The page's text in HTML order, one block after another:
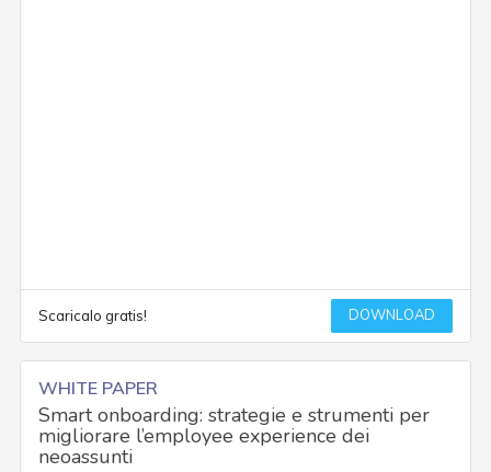
Scaricalo gratis! DOWNLOAD
WHITE PAPER
Smart onboarding: strategie e strumenti per
migliorare l’employee experience dei
neoassunti